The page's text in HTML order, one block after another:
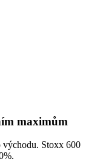
maximům
Stoxx 600
.